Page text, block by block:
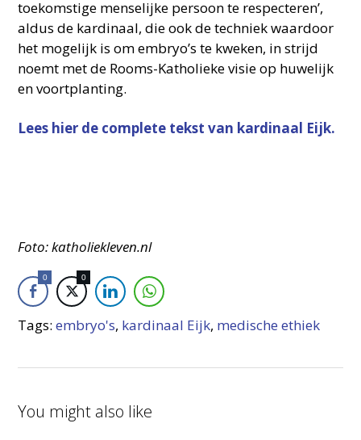
toekomstige menselijke persoon te respecteren’,
aldus de kardinaal, die ook de techniek waardoor
het mogelijk is om embryo’s te kweken, in strijd
noemt met de Rooms-Katholieke visie op huwelijk
en voortplanting.
Lees hier de complete tekst van kardinaal Eijk.
Foto: katholiekleven.nl
0 0
Tags:embryo's, kardinaal Eijk, medische ethiek
You might also like